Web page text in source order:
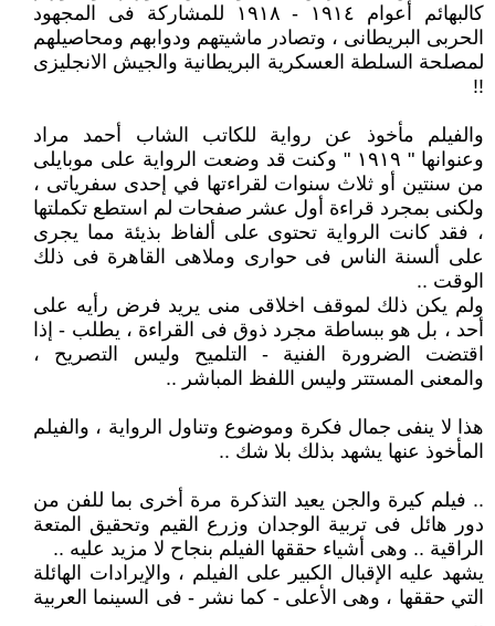
كالبهائم أعوام ١٩١٤ - ١٩١٨ للمشاركة فى المجهود
الحربى البريطانى ، وتصادر ماشيتهم ودوابهم ومحاصيلهم
لمصلحة السلطة العسكرية البريطانية والجيش الانجليزى
!!
والفيلم مأخوذ عن رواية للكاتب الشاب أحمد مراد
وعنوانها " ١٩١٩ " وكنت قد وضعت الرواية على موبايلى
من سنتين أو ثلاث سنوات لقراءتها في إحدى سفرياتى ،
ولكنى بمجرد قراءة أول عشر صفحات لم استطع تكملتها
، فقد كانت الرواية تحتوى على ألفاظ بذيئة مما يجرى
على ألسنة الناس فى حوارى وملاهى القاهرة فى ذلك
الوقت ..
ولم يكن ذلك لموقف اخلاقى منى يريد فرض رأيه على
أحد ، بل هو ببساطة مجرد ذوق فى القراءة ، يطلب - إذا
اقتضت الضرورة الفنية - التلميح وليس التصريح ،
والمعنى المستتر وليس اللفظ المباشر ..
هذا لا ينفى جمال فكرة وموضوع وتناول الرواية ، والفيلم
المأخوذ عنها يشهد بذلك بلا شك ..
.. فيلم كيرة والجن يعيد التذكرة مرة أخرى بما للفن من
دور هائل فى تربية الوجدان وزرع القيم وتحقيق المتعة
الراقية .. وهى أشياء حققها الفيلم بنجاح لا مزيد عليه ..
يشهد عليه الإقبال الكبير على الفيلم ، والإيرادات الهائلة
التي حققها ، وهى الأعلى - كما نشر - فى السينما العربية